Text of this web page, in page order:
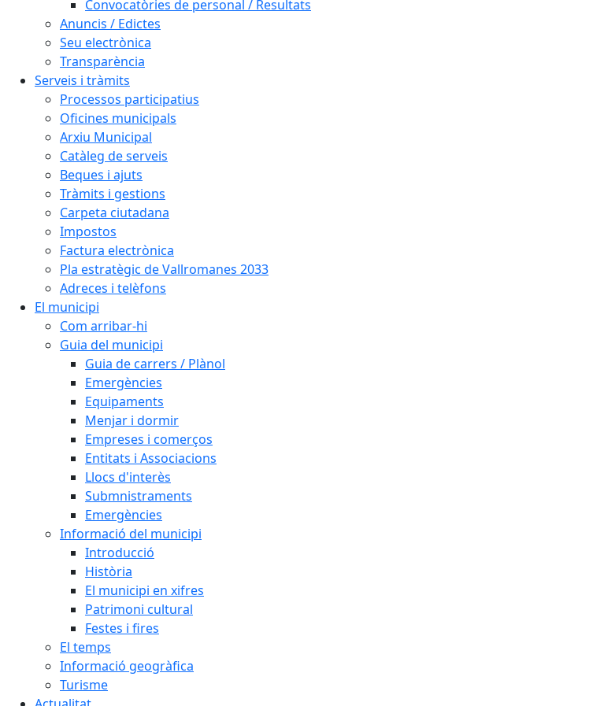
Convocatòries de personal / Resultats
Anuncis / Edictes
Seu electrònica
Transparència
Serveis i tràmits
Processos participatius
Oficines municipals
Arxiu Municipal
Catàleg de serveis
Beques i ajuts
Tràmits i gestions
Carpeta ciutadana
Impostos
Factura electrònica
Pla estratègic de Vallromanes 2033
Adreces i telèfons
El municipi
Com arribar-hi
Guia del municipi
Guia de carrers / Plànol
Emergències
Equipaments
Menjar i dormir
Empreses i comerços
Entitats i Associacions
Llocs d'interès
Submnistraments
Emergències
Informació del municipi
Introducció
Història
El municipi en xifres
Patrimoni cultural
Festes i fires
El temps
Informació geogràfica
Turisme